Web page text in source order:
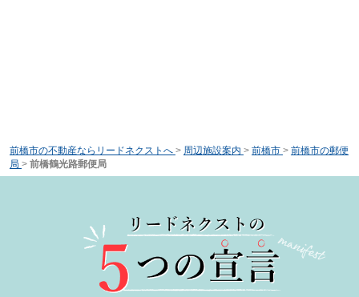
前橋市の不動産ならリードネクストへ > 周辺施設案内 > 前橋市 > 前橋市の郵便
局 > 前橋鶴光路郵便局